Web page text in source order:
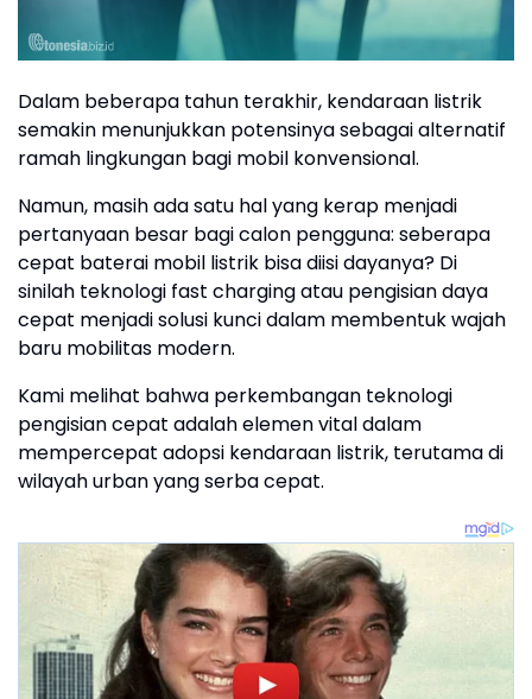
Dalam beberapa tahun terakhir, kendaraan listrik
semakin menunjukkan potensinya sebagai alternatif
ramah lingkungan bagi mobil konvensional.
Namun, masih ada satu hal yang kerap menjadi
pertanyaan besar bagi calon pengguna: seberapa
cepat baterai mobil listrik bisa diisi dayanya? Di
sinilah teknologi fast charging atau pengisian daya
cepat menjadi solusi kunci dalam membentuk wajah
baru mobilitas modern.
Kami melihat bahwa perkembangan teknologi
pengisian cepat adalah elemen vital dalam
mempercepat adopsi kendaraan listrik, terutama di
wilayah urban yang serba cepat.